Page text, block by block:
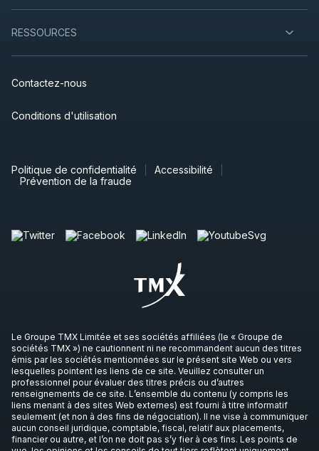
RESSOURCES
Contactez-nous
Conditions d'utilisation
Politique de confidentialité
Accessibilité
Prévention de la fraude
Le Groupe TMX Limitée et ses sociétés affiliées (le « Groupe de
sociétés TMX ») ne cautionnent ni ne recommandent aucun des titres
émis par les sociétés mentionnées sur le présent site Web ou vers
lesquelles pointent les liens de ce site. Veuillez consulter un
professionnel pour évaluer des titres précis ou d’autres
renseignements de ce site. L’ensemble du contenu (y compris les
liens menant à des sites Web externes) est fourni à titre informatif
seulement (et non à des fins de négociation). Il ne vise à communiquer
aucun conseil juridique, comptable, fiscal, relatif aux placements,
financier ou autre, et l’on ne doit pas s’y fier à ces fins. Les points de